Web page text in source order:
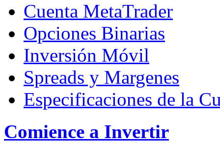
Cuenta MetaTrader
Opciones Binarias
Inversión Móvil
Spreads y Margenes
Especificaciones de la
Comience a Invertir